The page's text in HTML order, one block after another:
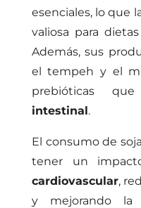
esenciales, lo que
valiosa para
Además, sus
el tempeh y el
prebióticas
intestinal.
El consumo de
tener un
cardiovascular,
y mejorando la